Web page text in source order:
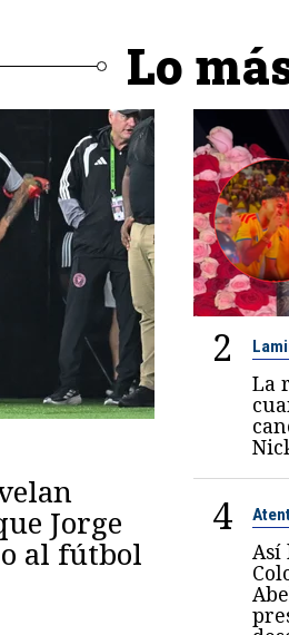
Lo
Jorge
al fútbol
2
La
4
Así